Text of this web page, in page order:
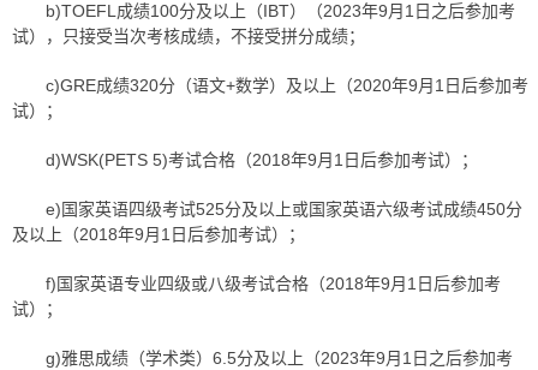
b)TOEFL成绩100分及以上（IBT）（2023年9月1日之后参加考
试），只接受当次考核成绩，不接受拼分成绩；
c)GRE成绩320分（语文+数学）及以上（2020年9月1日后参加考
试）；
d)WSK(PETS 5)考试合格（2018年9月1日后参加考试）；
e)国家英语四级考试525分及以上或国家英语六级考试成绩450分
及以上（2018年9月1日后参加考试）；
f)国家英语专业四级或八级考试合格（2018年9月1日后参加考
试）；
g)雅思成绩（学术类）6.5分及以上（2023年9月1日之后参加考